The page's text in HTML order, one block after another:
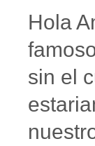
Hola
sin el